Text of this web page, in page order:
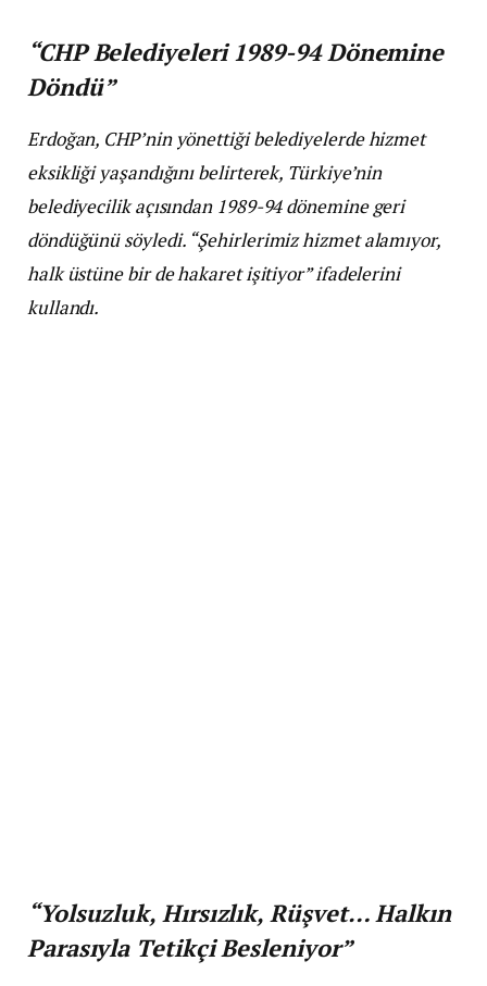
“CHP Belediyeleri 1989-94 Dönemine
Döndü”
Erdoğan, CHP’nin yönettiği belediyelerde hizmet
eksikliği yaşandığını belirterek, Türkiye’nin
belediyecilik açısından 1989-94 dönemine geri
döndüğünü söyledi. “Şehirlerimiz hizmet alamıyor,
halk üstüne bir de hakaret işitiyor” ifadelerini
kullandı.
“Yolsuzluk, Hırsızlık, Rüşvet… Halkın
Parasıyla Tetikçi Besleniyor”